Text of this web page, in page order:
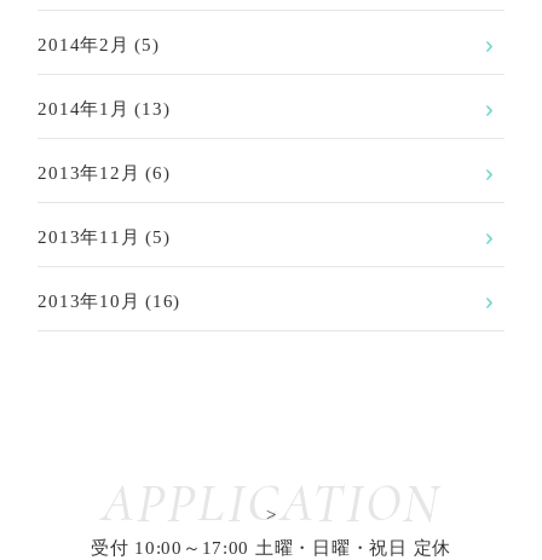
2014年2月 (5)
2014年1月 (13)
2013年12月 (6)
2013年11月 (5)
2013年10月 (16)
APPLICATION
>
受付 10:00～17:00 土曜・日曜・祝日 定休